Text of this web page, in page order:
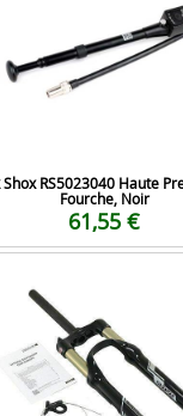
Shox RS5023040 Haute
Fourche, Noir
61,55 €